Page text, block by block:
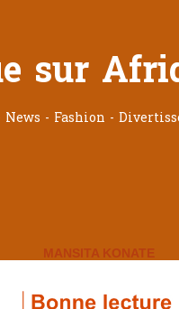
sur
- Fashion -
MANSITA KONATE